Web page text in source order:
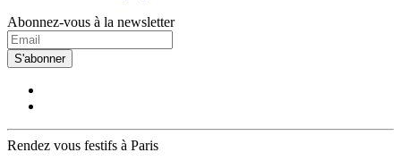
Abonnez-vous à la newsletter
S'abonner
Rendez vous festifs à Paris